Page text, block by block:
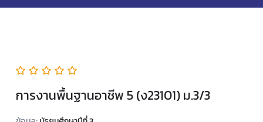
การงานพื้นฐานอาชีพ 5 (ง23101) ม.3/3